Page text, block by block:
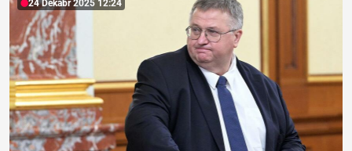
24 Dekabr 2025 12:24